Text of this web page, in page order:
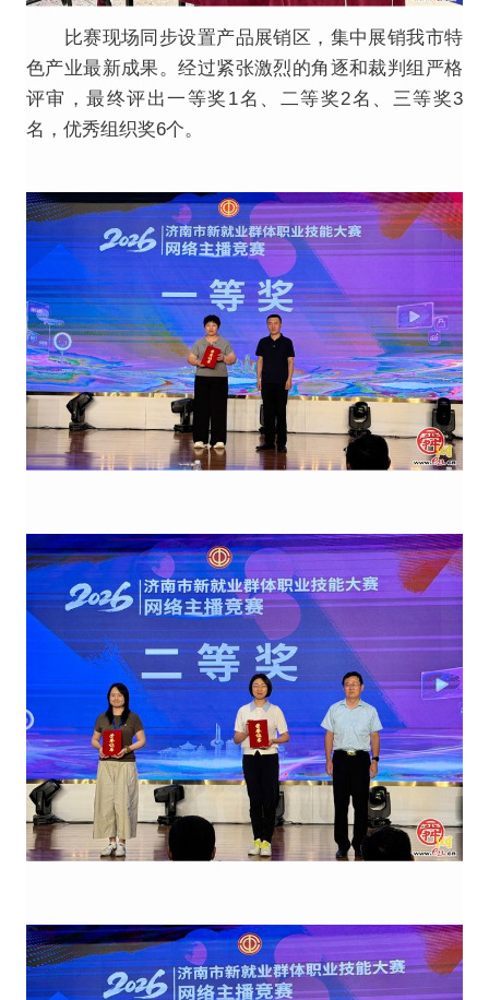
比赛现场同步设置产品展销区，集中展销我市特
色产业最新成果。经过紧张激烈的角逐和裁判组严格
评审，最终评出一等奖1名、二等奖2名、三等奖3
名，优秀组织奖6个。